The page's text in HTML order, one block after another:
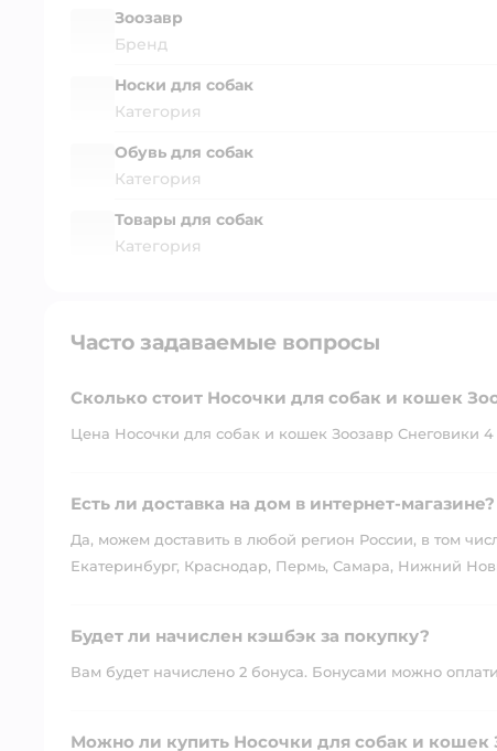
Зоозавр
Бренд
Носки для собак
Категория
Обувь для собак
Категория
Товары для собак
Категория
Часто задаваемые вопросы
Сколько стоит Носочки для собак и кошек
Цена Носочки для собак и кошек Зоозавр Снеговики 4
Есть ли доставка на дом в интернет-магазине?
Да, можем доставить в любой регион России, в том
Екатеринбург, Краснодар, Пермь, Самара, Нижний
Будет ли начислен кэшбэк за покупку?
Вам будет начислено 2 бонуса. Бонусами можно
Можно ли купить Носочки для собак и кошек